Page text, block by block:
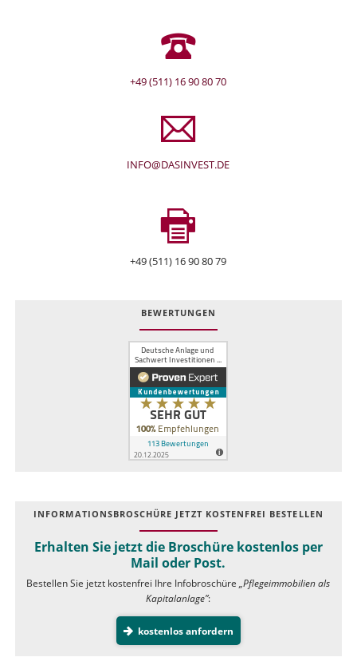
+49 (511) 16 90 80 70
INFO@DASINVEST.DE
+49 (511) 16 90 80 79
BEWERTUNGEN
INFOR­MATIONS­BROSCHÜRE JETZT KOSTEN­FREI BESTELLEN
Erhalten Sie jetzt die Broschüre kostenlos per
Mail oder Post.
Bestellen Sie jetzt kostenfrei Ihre Infobroschüre„Pflegeimmobilien als
Kapitalanlage”:
kostenlos anfordern